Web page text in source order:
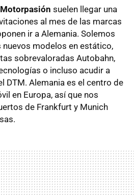
Motorpasión suelen llegar una
al mes de las marcas
ir a Alemania. Solemos
modelos en estático,
sobrevaloradas Autobahn,
o incluso acudir a
DTM. Alemania es el centro de
en Europa, así que nos
de Frankfurt y Munich